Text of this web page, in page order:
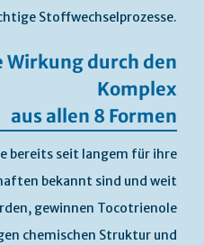
Stoffwechselprozesse.
Wirkung durch den
Komplex
aus allen 8 Formen
bereits seit langem für ihre
bekannt sind und weit
gewinnen Tocotrienole
chemischen Struktur und